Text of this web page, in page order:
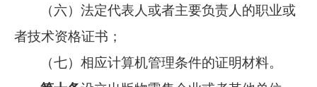
（六）法定代表人或者主要负责人的职业或
者技术资格证书；
（七）相应计算机管理条件的证明材料。